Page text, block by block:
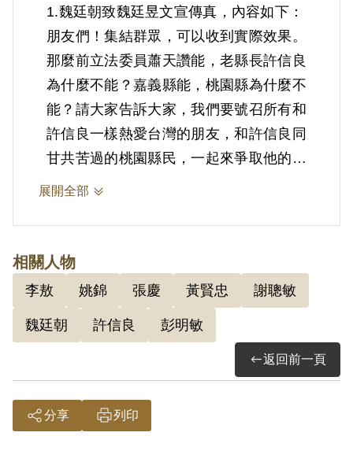
1.魏廷朝致魏廷昱文宣傳真，內容如下：
朋友們！集結群眾，可以收到實際效果。
那麼前立法委員蕭天讚能，老縣長許信良
為什麼不能？嘉義縣能，桃園縣為什麼不
能？請大家告訴大家，我們要號召所有和
許信良一樣熱愛台灣的朋友，和許信良同
甘共苦過的桃園縣民，一起來爭取他的釋
放而展現實力，作一次足以推動歷史潮流
2.魏廷朝(1936-1999)，出生於桃園，就
讀於義民中學時期，喜歡歷史老師黃賢
忠、國文老師姚錦的課，當時也開始閱讀
魯迅作品。後考取成功中學，但因拒絕參
加救國團而退學自修，於1954年以同等
學歷考上台大法律系。畢業及退伍後，於
1961-1963年間曾任國防部作戰情報研究
室研究員、中央研究院近代史研究所助理
展開全部
相關人物
李敖 姚錦 張慶 黃賢忠 謝聰敏
魏廷朝 許信良 彭明敏
返回前一頁
分享 列印